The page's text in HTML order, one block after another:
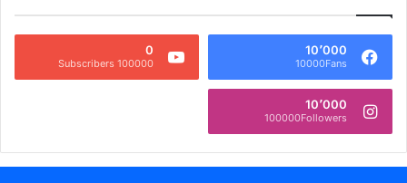
10٬000
10000Fans
0
100000 Subscribers
10٬000
100000Followers